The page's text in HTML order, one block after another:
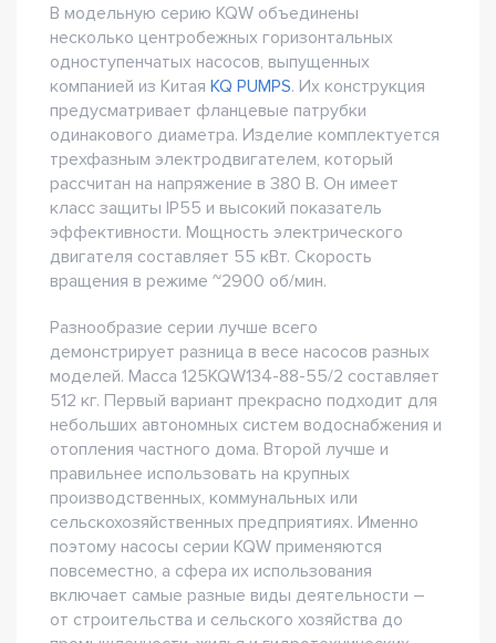
В модельную серию KQW объединены
несколько центробежных горизонтальных
одноступенчатых насосов, выпущенных
компанией из Китая KQ PUMPS. Их конструкция
предусматривает фланцевые патрубки
одинакового диаметра. Изделие комплектуется
трехфазным электродвигателем, который
рассчитан на напряжение в 380 В. Он имеет
класс защиты IP55 и высокий показатель
эффективности. Мощность электрического
двигателя составляет 55 кВт. Скорость
вращения в режиме ~2900 об/мин.
Разнообразие серии лучше всего
демонстрирует разница в весе насосов разных
моделей. Масса 125KQW134-88-55/2 составляет
512 кг. Первый вариант прекрасно подходит для
небольших автономных систем водоснабжения и
отопления частного дома. Второй лучше и
правильнее использовать на крупных
производственных, коммунальных или
сельскохозяйственных предприятиях. Именно
поэтому насосы серии KQW применяются
повсеместно, а сфера их использования
включает самые разные виды деятельности –
от строительства и сельского хозяйства до